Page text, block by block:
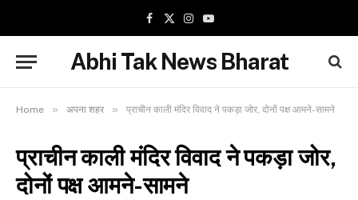
Facebook
X
Instagram
YouTube
Abhi Tak News Bharat
Home » अपना शहर » प्राचीन काली मंदिर विवाद ने पकड़ा जोर, दोनों पक्ष आमने-सामने
प्राचीन काली मंदिर विवाद ने पकड़ा जोर,
दोनों पक्ष आमने-सामने